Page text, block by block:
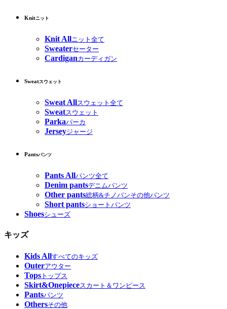
Knitニット
Knit Allニット全て
Sweaterセーター
Cardiganカーディガン
Sweatスウェット
Sweat Allスウェット全て
Sweatスウェット
Parkaパーカ
Jerseyジャージ
Pantsパンツ
Pants Allパンツ全て
Denim pantsデニムパンツ
Other pants総柄&チノパンその他パンツ
Short pantsショートパンツ
Shoesシューズ
キッズ
Kids Allすべてのキッズ
Outerアウター
Tops トップス
Skirt&Onepieceスカート＆ワンピース
Pantsパンツ
Othersその他